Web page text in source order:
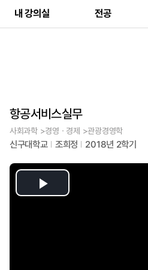
내 강의실 전공
항공서비스실무
사회과학 >경영ㆍ경제 >관광경영학
신구대학교 조희정 2018년 2학기
Play